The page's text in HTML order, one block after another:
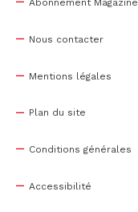
Abonnement Magazine
Nous contacter
Mentions légales
Plan du site
Conditions générales
Accessibilité